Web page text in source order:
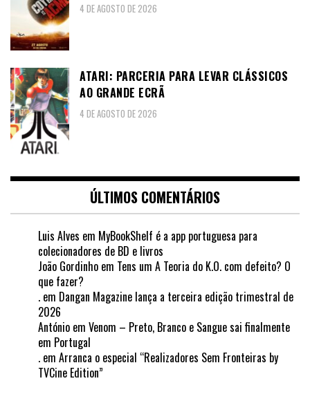
4 DE AGOSTO DE 2026
ATARI: PARCERIA PARA LEVAR CLÁSSICOS
AO GRANDE ECRÃ
4 DE AGOSTO DE 2026
ÚLTIMOS COMENTÁRIOS
Luis Alves em MyBookShelf é a app portuguesa para
colecionadores de BD e livros
João Gordinho em Tens um A Teoria do K.O. com defeito? O
que fazer?
. em Dangan Magazine lança a terceira edição trimestral de
2026
António em Venom – Preto, Branco e Sangue sai finalmente
em Portugal
. em Arranca o especial “Realizadores Sem Fronteiras by
TVCine Edition”